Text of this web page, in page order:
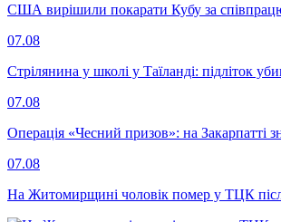
США вирішили покарати Кубу за
07.08
Стрілянина у школі у Таїланді: підліток
07.08
Операція «Чесний призов»: на Закарпатті
07.08
На Житомирщині чоловік помер у ТЦК